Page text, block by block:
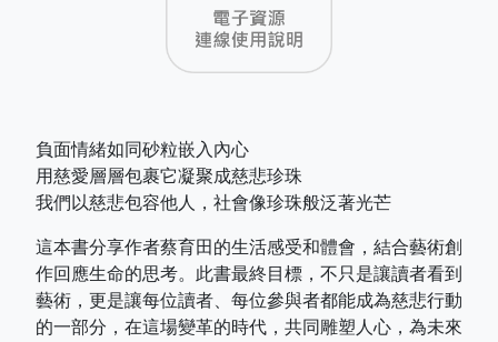
負面情緒如同砂粒嵌入內心
用慈愛層層包裹它凝聚成慈悲珍珠
我們以慈悲包容他人，社會像珍珠般泛著光芒
這本書分享作者蔡育田的生活感受和體會，結合藝術創
作回應生命的思考。此書最終目標，不只是讓讀者看到
藝術，更是讓每位讀者、每位參與者都能成為慈悲行動
的一部分，在這場變革的時代，共同雕塑人心，為未來